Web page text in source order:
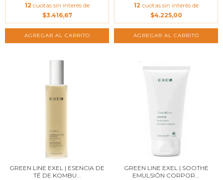
12 cuotas sin interés de
$3.416,67
12 cuotas sin interés de
$4.225,00
GREEN LINE EXEL | ESENCIA DE
TÉ DE KOMBU...
GREEN LINE EXEL | SOOTHE
EMULSIÓN CORPOR...